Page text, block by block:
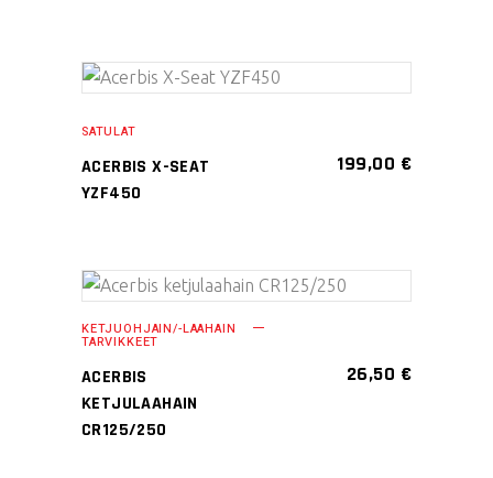
Tällä
on
tehdä
valinnat
sivulla.
SATULAT
ACERBIS X-SEAT
YZF450
199,00 €
LISÄÄ OSTOSKORIIN
KETJUOHJAIN/-LAAHAIN
TARVIKKEET
ACERBIS
KETJULAAHAIN
CR125/250
26,50 €